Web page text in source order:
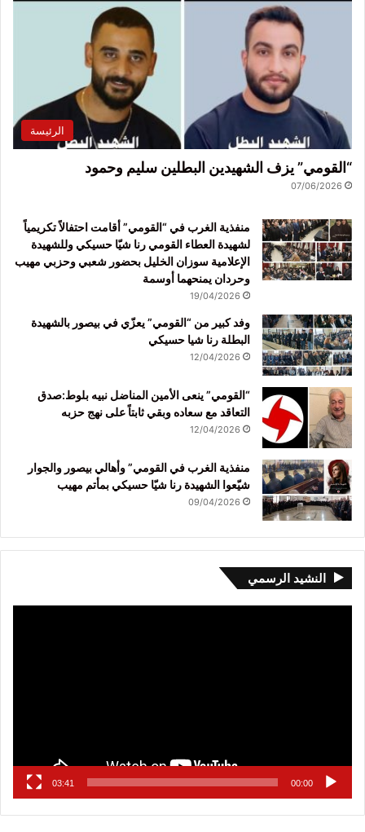
الرئيسة
“القومي” يزف الشهيدين البطلين سليم وحمود
07/06/2026
منفذية الغرب في “القومي” أقامت احتفالاً تكريمياً
لشهيدة العطاء القومي رنا شيّا حسيكي وللشهيدة
الإعلامية سوزان الخليل بحضور شعبي وحزبي مهيب
وحردان يمنحهما أوسمة
19/04/2026
وفد كبير من “القومي” يعزّي في بيصور بالشهيدة
البطلة رنا شيا حسيكي
12/04/2026
“القومي” ينعى الأمين المناضل نبيه بلوط:صدق
التعاقد مع سعاده وبقي ثابتاً على نهج حزبه
12/04/2026
منفذية الغرب في القومي” وأهالي بيصور والجوار
شيّعوا الشهيدة رنا شيّا حسيكي بمأتم مهيب
09/04/2026
النشيد الرسمي
00:00
03:41